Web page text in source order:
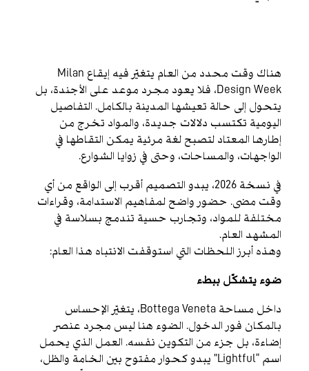
هناك وقت محدد من العام يتغيّر فيه إيقاع Milan
Design Week، فلا يعود مجرد موعد على الأجندة، بل
يتحول إلى حالة تعيشها المدينة بالكامل. التفاصيل
اليومية تكتسب دلالات جديدة، والمواد تخرج من
إطارها المعتاد لتصبح لغة مرئية يمكن التقاطها في
الواجهات، والمساحات، وحتى في زوايا الشوارع.
في نسخة 2026، يبدو التصميم أقرب إلى الواقع من أي
وقت مضى. حضور واضح لمفاهيم الاستدامة، وقراءات
مختلفة للمواد، وتجارب حسية تندمج بسلاسة في
المشهد العام.
وهذه أبرز اللحظات التي استوقفت الانتباه هذا العام:
ضوء يتشكّل ببطء
داخل مساحة Bottega Veneta، يتغيّر الإحساس
بالمكان فور الدخول. الضوء هنا ليس مجرد عنصر
إضاءة، بل جزء من التكوين نفسه. العمل الذي يحمل
اسم “Lightful” يبدو كحوار مفتوح بين الخامة والظل،